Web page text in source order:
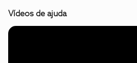
Vídeos de ajuda